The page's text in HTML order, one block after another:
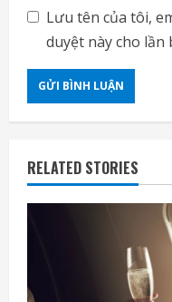
Lưu tên của tôi,
duyệt này cho lần
RELATED STORIES